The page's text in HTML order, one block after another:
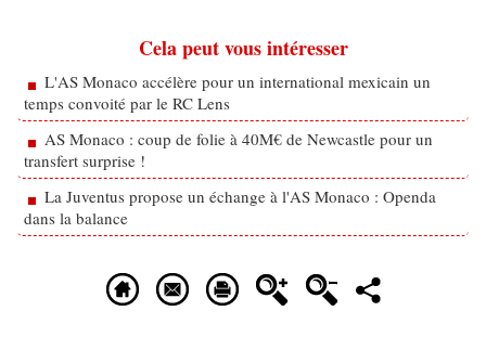
Cela peut vous intéresser
L'AS Monaco accélère pour un international mexicain un
temps convoité par le RC Lens
AS Monaco : coup de folie à 40M€ de Newcastle pour un
transfert surprise !
La Juventus propose un échange à l'AS Monaco : Openda
dans la balance